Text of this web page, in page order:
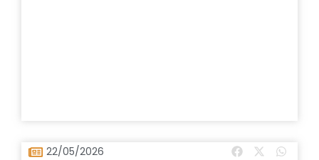
22/05/2026